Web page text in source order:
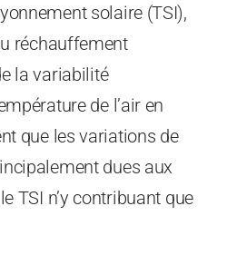
solaire (TSI),
réchauffement
la variabilité
de l’air en
que les variations de
dues aux
TSI n’y contribuant que